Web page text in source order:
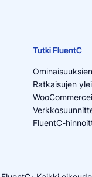
Tutki FluentC
Ratkaisujen
FluentC-